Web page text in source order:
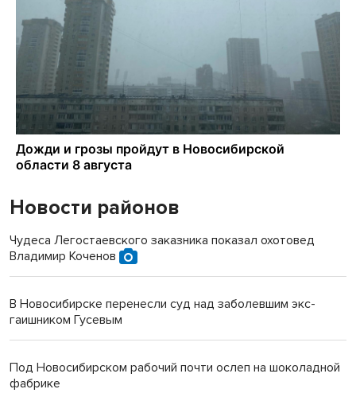
Новости районов
Чудеса Легостаевского заказника показал охотовед
Владимир Коченов
В Новосибирске перенесли суд над заболевшим экс-
гаишником Гусевым
Под Новосибирском рабочий почти ослеп на шоколадной
фабрике